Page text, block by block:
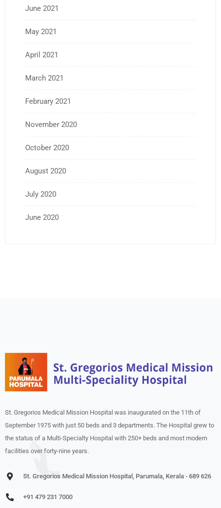
June 2021
May 2021
April 2021
March 2021
February 2021
November 2020
October 2020
August 2020
July 2020
June 2020
St. Gregorios Medical Mission Hospital was inaugurated on the 11th of
September 1975 with just 50 beds and 3 departments. The Hospital grew to
the status of a Multi-Specialty Hospital with 250+ beds and most modern
facilities over forty-nine years.
St. Gregorios Medical Mission Hospital, Parumala, Kerala - 689 626
+91 479 231 7000